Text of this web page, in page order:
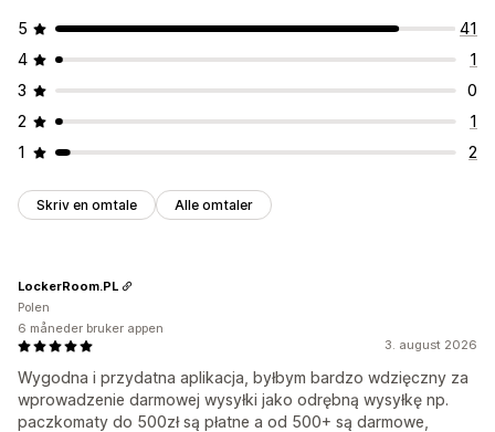
5
41
4
1
3
0
2
1
1
2
Skriv en omtale Alle omtaler
3. august 2026
Wygodna i przydatna aplikacja, byłbym bardzo wdzięczny za
wprowadzenie darmowej wysyłki jako odrębną wysyłkę np.
paczkomaty do 500zł są płatne a od 500+ są darmowe,
LockerRoom.PL
Polen
6 måneder bruker appen